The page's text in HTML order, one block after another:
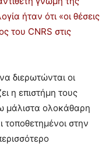
ήταν ότι «οι θέσεις
του CNRS στις
διερωτώνται οι
η επιστήμη τους
μάλιστα ολοκάθαρη
στην